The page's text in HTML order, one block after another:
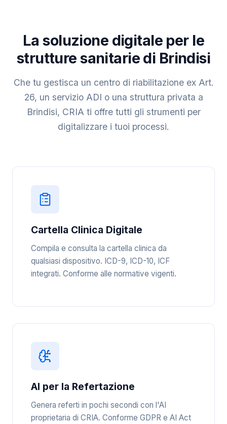
La soluzione digitale per le
strutture sanitarie di Brindisi
Che tu gestisca un centro di riabilitazione ex Art.
26, un servizio ADI o una struttura privata a
Brindisi, CRIA ti offre tutti gli strumenti per
digitalizzare i tuoi processi.
Cartella Clinica Digitale
Compila e consulta la cartella clinica da
qualsiasi dispositivo. ICD-9, ICD-10, ICF
integrati. Conforme alle normative vigenti.
AI per la Refertazione
Genera referti in pochi secondi con l'AI
proprietaria di CRIA. Conforme GDPR e AI Act